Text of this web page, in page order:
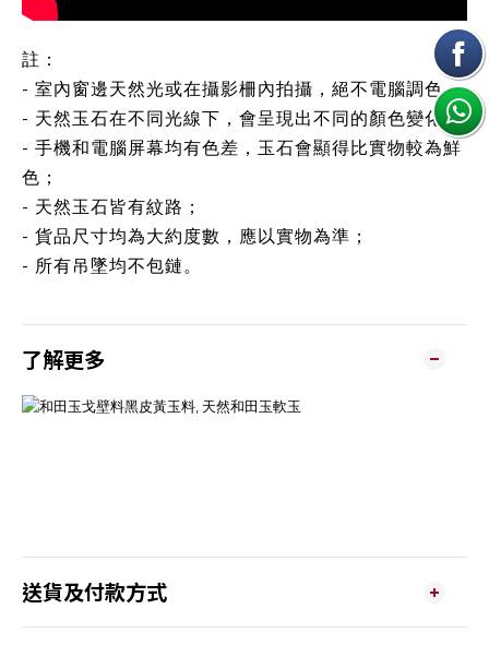
註：
- 室內窗邊天然光或在攝影柵內拍攝，絕不電腦調色；
- 天然玉石在不同光線下，會呈現出不同的顏色變化；
- 手機和電腦屏幕均有色差，玉石會顯得比實物較為鮮
色；
- 天然玉石皆有紋路；
- 貨品尺寸均為大約度數，應以實物為準；
- 所有吊墜均不包鏈。
了解更多
送貨及付款方式